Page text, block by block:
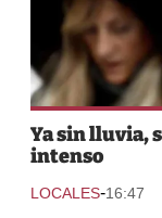
Ya sin lluvia,
intenso
LOCALES-16:47